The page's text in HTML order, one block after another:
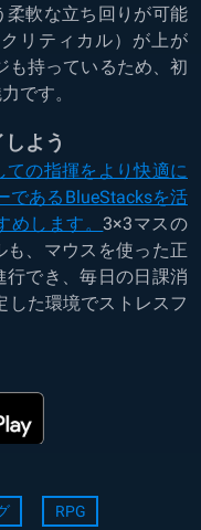
柔軟な立ち回りが可能
リティカル）が上が
も持っているため、初
です。
よう
の指揮をより快適に
であるBlueStacksを活
めします。3×3マスの
、マウスを使った正
でき、毎日の日課消
した環境でストレスフ
RPG